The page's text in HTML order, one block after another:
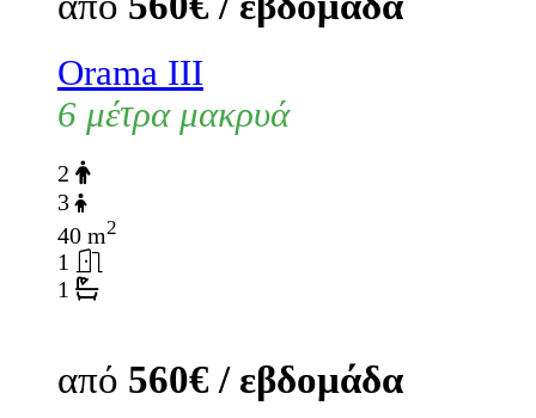
Orama III
6 μέτρα μακρυά
2
3
40 m2
1
1
από 560€ / εβδομάδα